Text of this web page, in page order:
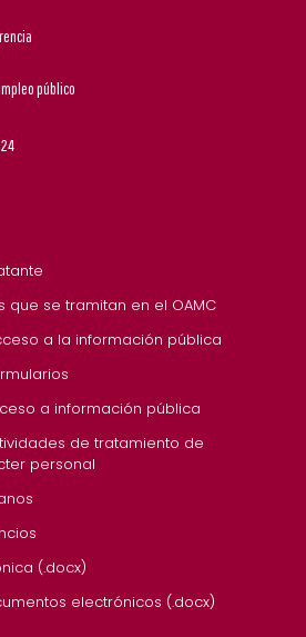
público
que se tramitan en el OAMC
a la información pública
a información pública
de tratamiento de
personal
(.docx)
electrónicos (.docx)